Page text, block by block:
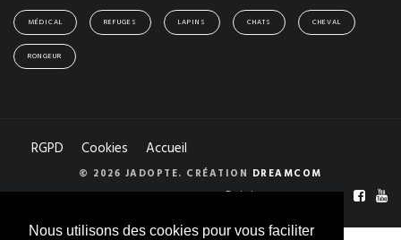
Nous utilisons des cookies pour vous faciliter
MÉDICAL REFUGES LAPINS CHATS CHEVAL
RONGEUR
RGPD Cookies Accueil
© 2026 JADOPTE. CRÉATION DREAMCOM
Rejoignez-nous sur :